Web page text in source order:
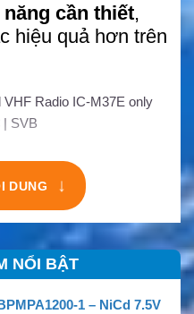
cần thiết,
hiệu quả hơn trên
DUNG ↓
NỔI BẬT
1 – NiCd 7.5V